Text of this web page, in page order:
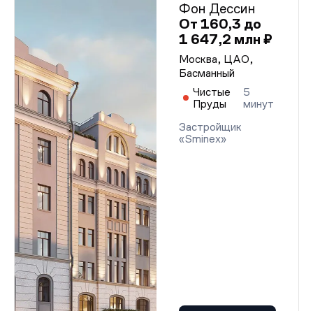
Фон Дессин
От 160,3 до
1 647,2 млн ₽
Москва, ЦАО,
Басманный
Чистые
Пруды
5
минут
Застройщик
«Sminex»